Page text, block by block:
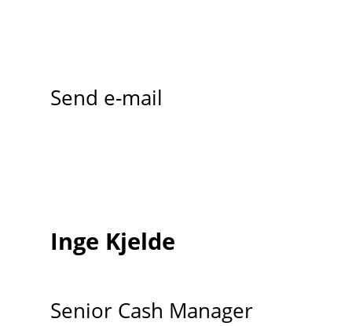
Send e-mail
Inge Kjelde
Senior Cash Manager